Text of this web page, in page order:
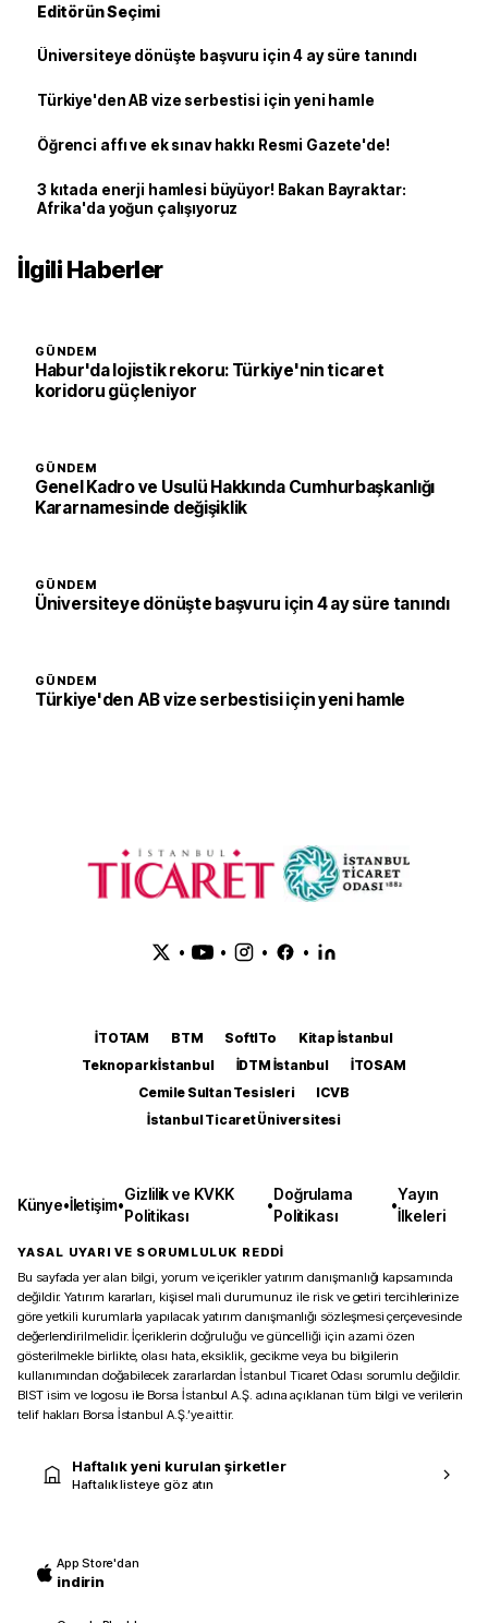
Editörün Seçimi
Üniversiteye dönüşte başvuru için 4 ay süre tanındı
Türkiye'den AB vize serbestisi için yeni hamle
Öğrenci affı ve ek sınav hakkı Resmi Gazete'de!
3 kıtada enerji hamlesi büyüyor! Bakan Bayraktar:
Afrika'da yoğun çalışıyoruz
İlgili Haberler
GÜNDEM
Habur'da lojistik rekoru: Türkiye'nin ticaret
koridoru güçleniyor
GÜNDEM
Genel Kadro ve Usulü Hakkında Cumhurbaşkanlığı
Kararnamesinde değişiklik
GÜNDEM
Üniversiteye dönüşte başvuru için 4 ay süre tanındı
GÜNDEM
Türkiye'den AB vize serbestisi için yeni hamle
• • • •
İTOTAM BTM SoftITo
Kitap İstanbul
Teknopark İstanbul
İDTM İstanbul
İTOSAM
Cemile Sultan Tesisleri
ICVB
İstanbul Ticaret Üniversitesi
Künye•İletişim•
Gizlilik ve KVKK
Politikası
•
Doğrulama
Politikası
•
Yayın
İlkeleri
YASAL UYARI VE SORUMLULUK REDDİ
Bu sayfada yer alan bilgi, yorum ve içerikler yatırım danışmanlığı kapsamında
değildir. Yatırım kararları, kişisel mali durumunuz ile risk ve getiri tercihlerinize
göre yetkili kurumlarla yapılacak yatırım danışmanlığı sözleşmesi çerçevesinde
değerlendirilmelidir. İçeriklerin doğruluğu ve güncelliği için azami özen
gösterilmekle birlikte, olası hata, eksiklik, gecikme veya bu bilgilerin
kullanımından doğabilecek zararlardan İstanbul Ticaret Odası sorumlu değildir.
BIST isim ve logosu ile Borsa İstanbul A.Ş. adına açıklanan tüm bilgi ve verilerin
telif hakları Borsa İstanbul A.Ş.’ye aittir.
Haftalık yeni kurulan şirketler
Haftalık listeye göz atın
App Store'dan
indirin